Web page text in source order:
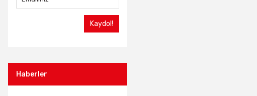
Kaydol!
Haberler